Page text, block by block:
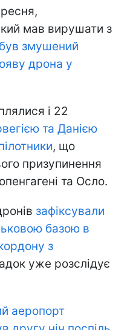
мав вирушати з
був змушений
дрона у
і 22
та Данією
, що
призупинення
та Осло.
зафіксували
базою в
з
уже розслідує
аеропорт